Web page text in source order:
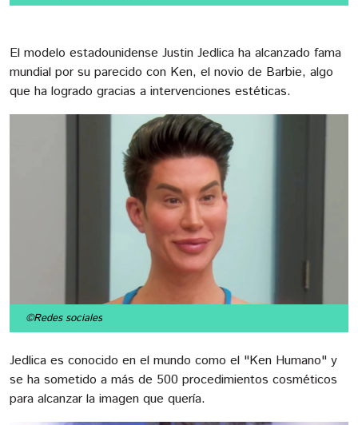
El modelo estadounidense Justin Jedlica ha alcanzado fama
mundial por su parecido con Ken, el novio de Barbie, algo
que ha logrado gracias a intervenciones estéticas.
©Redes sociales
Jedlica es conocido en el mundo como el "Ken Humano" y
se ha sometido a más de 500 procedimientos cosméticos
para alcanzar la imagen que quería.